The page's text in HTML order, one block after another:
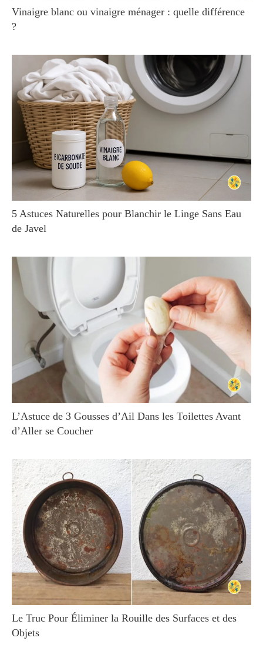
Vinaigre blanc ou vinaigre ménager : quelle différence
?
5 Astuces Naturelles pour Blanchir le Linge Sans Eau
de Javel
L’Astuce de 3 Gousses d’Ail Dans les Toilettes Avant
d’Aller se Coucher
Le Truc Pour Éliminer la Rouille des Surfaces et des
Objets